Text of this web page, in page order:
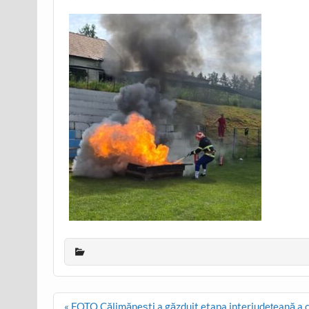
Post
« FOTO Călimănești a găzduit etapa interjudețeană